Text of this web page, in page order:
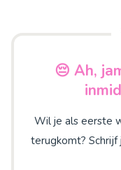
😔 Ah,
Wil je als eerste
terugkomt?